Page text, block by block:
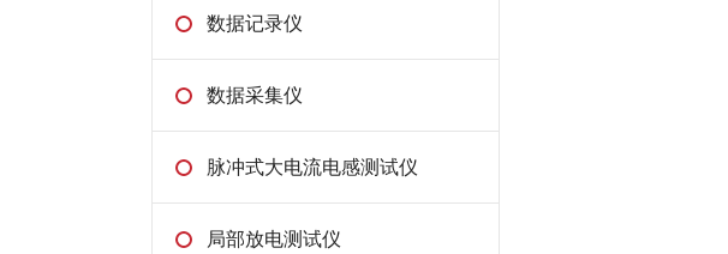
数据记录仪
数据采集仪
脉冲式大电流电感测试仪
局部放电测试仪